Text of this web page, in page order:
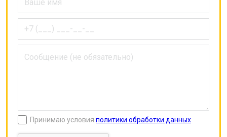
Принимаю условия политики обработки данных